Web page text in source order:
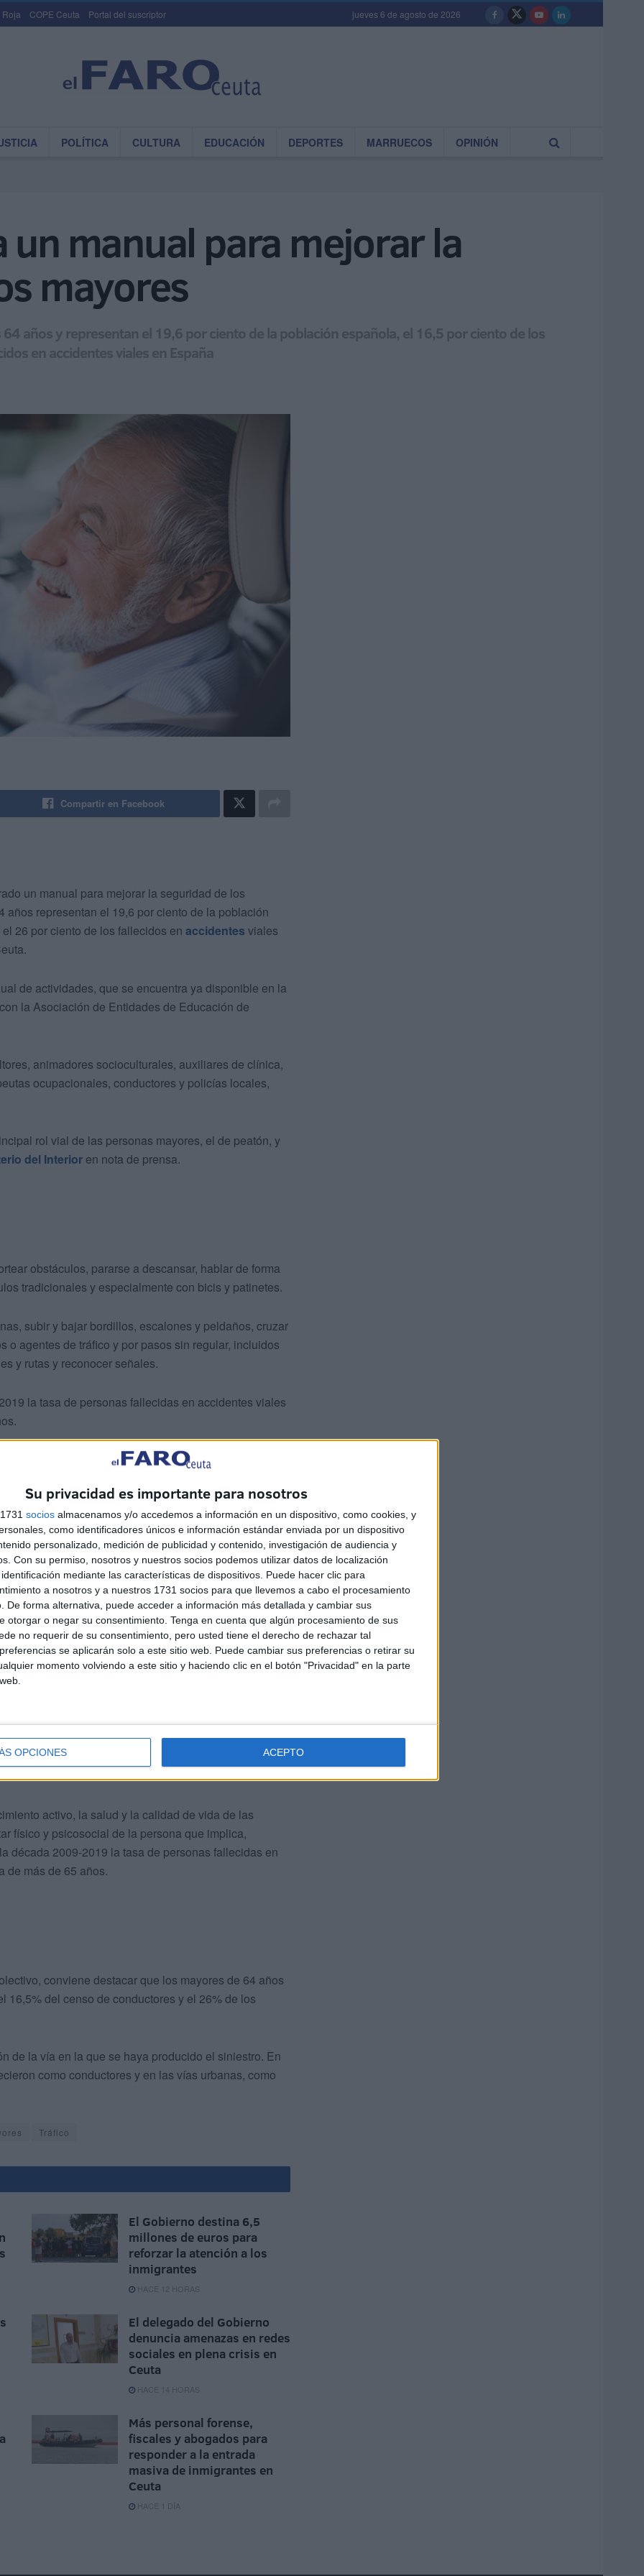
Su privacidad es importante para nosotros
socios almacenamos y/o accedemos a información en un dispositivo, como cookies, y
como identificadores únicos e información estándar enviada por un dispositivo
personalizado, medición de publicidad y contenido, investigación de audiencia y
Con su permiso, nosotros y nuestros socios podemos utilizar datos de localización
mediante las características de dispositivos. Puede hacer clic para
a nosotros y a nuestros 1731 socios para que llevemos a cabo el procesamiento
De forma alternativa, puede acceder a información más detallada y cambiar sus
otorgar o negar su consentimiento. Tenga en cuenta que algún procesamiento de sus
no requerir de su consentimiento, pero usted tiene el derecho de rechazar tal
se aplicarán solo a este sitio web. Puede cambiar sus preferencias o retirar su
momento volviendo a este sitio y haciendo clic en el botón "Privacidad" en la parte
OPCIONES ACEPTO
Roja COPE Ceuta Portal del suscriptor jueves 6 de agosto de 2026
POLÍTICA CULTURA EDUCACIÓN DEPORTES MARRUECOS OPINIÓN
un manual para mejorar la
mayores
años y representan el 19,6 por ciento de la población española, el 16,5 por ciento de los
en accidentes viales en España
Compartir en Facebook
un manual para mejorar la seguridad de los
años representan el 19,6 por ciento de la población
26 por ciento de los fallecidos en accidentes viales
de actividades, que se encuentra ya disponible en la
la Asociación de Entidades de Educación de
animadores socioculturales, auxiliares de clínica,
ocupacionales, conductores y policías locales,
rol vial de las personas mayores, el de peatón, y
del Interior en nota de prensa.
obstáculos, pararse a descansar, hablar de forma
tradicionales y especialmente con bicis y patinetes.
subir y bajar bordillos, escalones y peldaños, cruzar
o agentes de tráfico y por pasos sin regular, incluidos
y rutas y reconocer señales.
la tasa de personas fallecidas en accidentes viales
de contenido vial, que tienen como referencia las
para facilitar la inclusión en ellos de
viales y desarrollar competencias que permitan
viales cotidianas.
activo, la salud y la calidad de vida de las
físico y psicosocial de la persona que implica,
década 2009-2019 la tasa de personas fallecidas en
de más de 65 años.
conviene destacar que los mayores de 64 años
del censo de conductores y el 26% de los
de la vía en la que se haya producido el siniestro. En
como conductores y en las vías urbanas, como
Tráfico
El Gobierno destina 6,5
millones de euros para
reforzar la atención a los
inmigrantes
HACE 12 HORAS
El delegado del Gobierno
denuncia amenazas en redes
sociales en plena crisis en
Ceuta
HACE 14 HORAS
Más personal forense,
fiscales y abogados para
responder a la entrada
masiva de inmigrantes en
Ceuta
HACE 1 DÍA